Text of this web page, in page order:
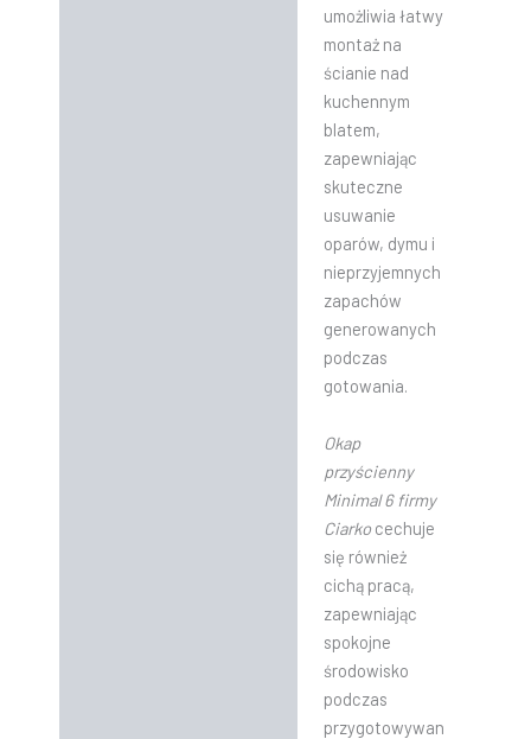
umożliwia łatwy
montaż na
ścianie nad
kuchennym
blatem,
zapewniając
skuteczne
usuwanie
oparów, dymu i
nieprzyjemnych
zapachów
generowanych
podczas
gotowania.
Okap
przyścienny
Minimal 6 firmy
Ciarkocechuje
się również
cichą pracą,
zapewniając
spokojne
środowisko
podczas
przygotowywan